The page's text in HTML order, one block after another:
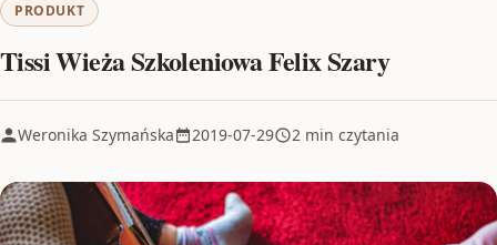
PRODUKT
Tissi Wieża Szkoleniowa Felix Szary
Weronika Szymańska 2019-07-29 2 min czytania